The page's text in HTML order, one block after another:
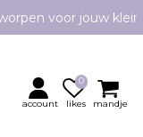
advies
account likes
0
mandje